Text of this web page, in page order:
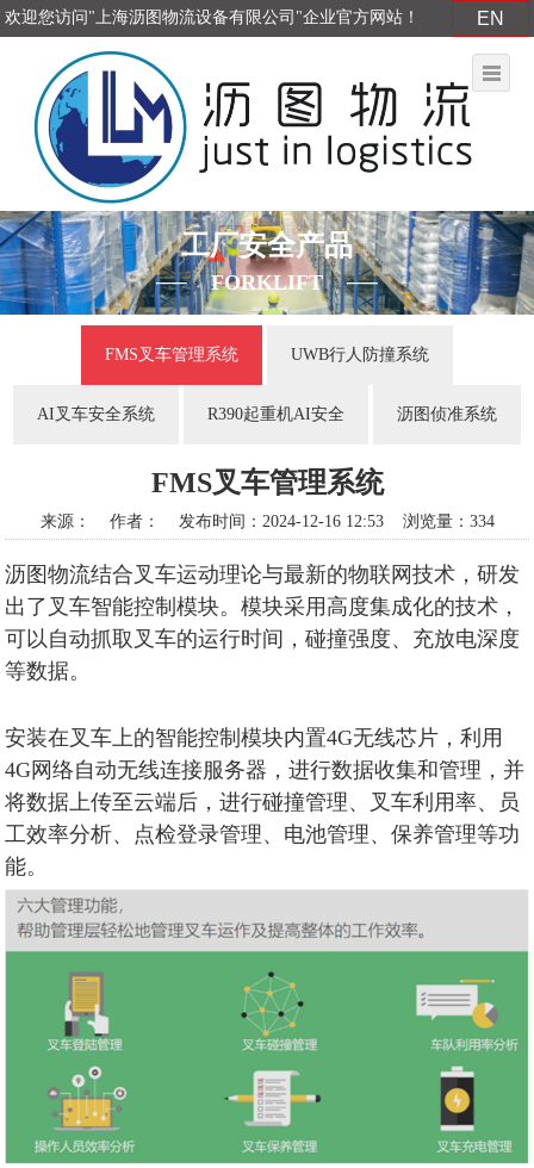
EN
欢迎您访问"上海沥图物流设备有限公司"企业官方网站！
工厂安全产品
FORKLIFT
FMS叉车管理系统 UWB行人防撞系统
AI叉车安全系统 R390起重机AI安全 沥图侦准系统
FMS叉车管理系统
来源： 作者： 发布时间：2024-12-16 12:53 浏览量：334
沥图物流结合叉车运动理论与最新的物联网技术，研发
出了叉车智能控制模块。模块采用高度集成化的技术，
可以自动抓取叉车的运行时间，碰撞强度、充放电深度
等数据。
安装在叉车上的智能控制模块内置4G无线芯片，利用
4G网络自动无线连接服务器，进行数据收集和管理，并
将数据上传至云端后，进行碰撞管理、叉车利用率、员
工效率分析、点检登录管理、电池管理、保养管理等功
能。